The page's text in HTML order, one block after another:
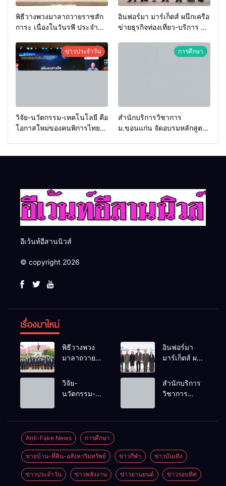
พิธีวางพวงมาลาถวายราชสัก
การะ เนื่องในวันรพี ประจำปี
วันรพี เพื่อเชื่อมความสัมพันธ์
อันดีของหน่วยงานใน
กระบวนการยุติธรรม
อินฟอร์มา มาร์เก็ตส์ ผนึกเครือ
ข่ายธุรกิจท่องเที่ยว-บริการ จัด
2026 เชื่อม 4 งานใหญ่ สร้าง
โอกาสธุรกิจครบวงจร ด้วย
ข่าวประจำวัน
วิจัย-นวัตกรรม-เทคโนโลยี คือ
โอกาสใหม่ของคนพิการไทย
การศึกษา
สำนักบริการวิชาการ
ม.ขอนแก่น จัดอบรมหลักสูตร
อีเว้นท์อีสานนิวส์
© copyright 2026
เรื่องมาใหม่
พิธีวางพวง
มาลาถวาย
เนื่องในวันรพี
ประจำปี
ฟุตบอลวันรพี
เพื่อเชื่อม
ความสัมพันธ์
อันดีของ
หน่วยงานใน
กระบวนการ
อินฟอร์มา
มาร์เก็ตส์ ผนึก
ธุรกิจท่อง
เที่ยว-บริการ
Thailand
สร้างโอกาส
ธุรกิจครบ
วงจร ด้วยครับ
วิจัย-
นวัตกรรม-
ไทย และพลัง
ขับเคลื่อน
เศรษฐกิจ
ประเทศ
สำนักบริการ
วิชาการ
ศักยภาพเจ้า
หน้าที่ท้องถิ่น
รับมืออัคคีภัย
Anti-Fake News การศึกษา
ขายบ้าน-ที่ดิน-อสังหาริมทรัพย์ ข่าวกีฬา ข่าวบันเทิง
ข่าวประจำวัน ข่าวพลังงาน ข่าวยานยนต์ ข่าวรอบทิศ